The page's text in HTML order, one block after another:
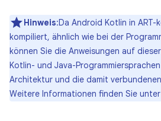
Hinweis:Da Android Kotlin in
kompiliert, ähnlich wie bei der
können Sie die Anweisungen auf
Kotlin- und Java-
Architektur und die damit
Weitere Informationen finden Sie unter